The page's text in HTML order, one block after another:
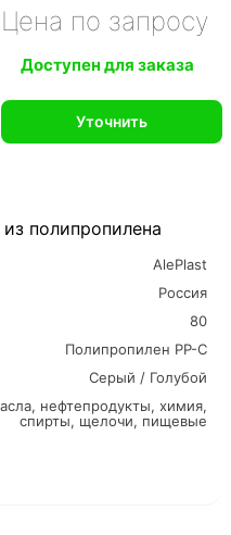
полипропилена
AlePlast
Россия
80
Полипропилен PP-C
Серый / Голубой
нефтепродукты, химия,
спирты, щелочи, пищевые
Цена по запросу
Доступен для заказа
Уточнить